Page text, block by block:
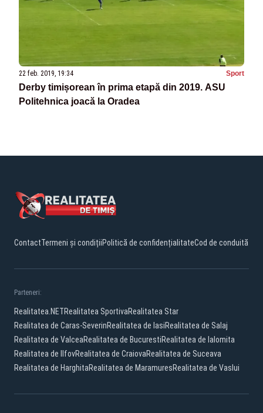
22 feb. 2019, 19:34 Sport
Derby timișorean în prima etapă din 2019. ASU
Politehnica joacă la Oradea
ContactTermeni și condițiiPolitică de confidențialitateCod de conduită
Parteneri:
Realitatea.NETRealitatea SportivaRealitatea Star
Realitatea de Caras-SeverinRealitatea de IasiRealitatea de Salaj
Realitatea de ValceaRealitatea de BucurestiRealitatea de Ialomita
Realitatea de IlfovRealitatea de CraiovaRealitatea de Suceava
Realitatea de HarghitaRealitatea de MaramuresRealitatea de Vaslui